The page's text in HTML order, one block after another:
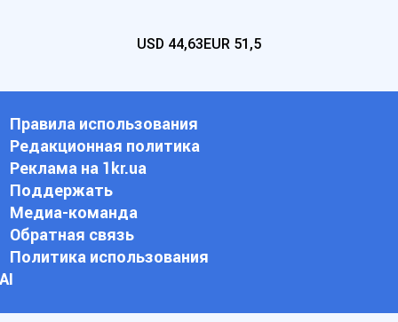
USD 44,63EUR 51,5
Правила использования
Редакционная политика
Реклама на 1kr.ua
Поддержать
Медиа-команда
Обратная связь
Политика использования
АI